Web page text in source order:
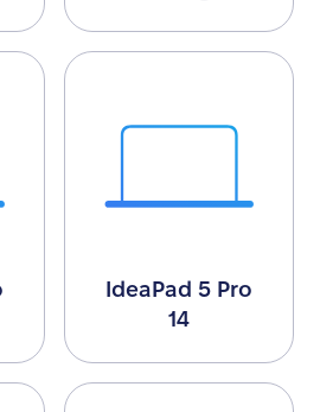
IdeaPad 5 Pro
14